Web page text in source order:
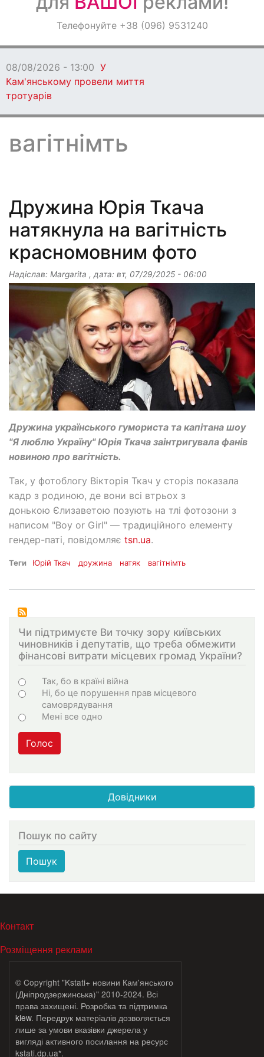
ОголошенняТелефонуйте +38 (096) 9531240
08/08/2026 - 13:00 У
Кам'янському провели миття
тротуарів
вагітнімть
Дружина Юрія Ткача
натякнула на вагітність
красномовним фото
Надіслав: Margarita , дата: вт, 07/29/2025 - 06:00
Дружина українського гумориста та капітана шоу
"Я люблю Україну" Юрія Ткача заінтригувала фанів
новиною про вагітність.
Так, у фотоблогу Вікторія Ткач у сторіз показала
кадр з родиною, де вони всі втрьох з
донькою Єлизаветою позують на тлі фотозони з
написом "Boy or Girl" — традиційного елементу
гендер-паті, повідомляє tsn.ua.
Теги Юрій Ткач дружина натяк вагітнімть
Чи підтримуєте Ви точку зору київських
чиновників і депутатів, що треба обмежити
фінансові витрати місцевих громад України?
Варіанти
Так, бо в країні війна
Ні, бо це порушення прав місцевого
самоврядування
Мені все одно
Голос
Довідники
Пошук по сайту
Пошук
МЕНЮ В ПОДВАЛЕ
Контакт
Розміщення реклами
© Copyright "Kstati+ новини Кам'янського
(Дніпродзержинська)" 2010-2024. Всі
права захищені. Розробка та підтримка
klew. Передрук матеріалів дозволяється
лише за умови вказівки джерела у
вигляді активного посилання на ресурс
kstati.dp.ua*.